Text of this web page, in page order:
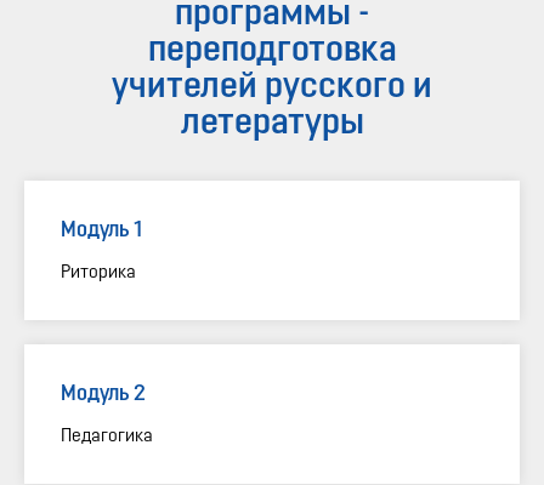
программы -
переподготовка
учителей русского и
летературы
Модуль 1
Риторика
Модуль 2
Педагогика